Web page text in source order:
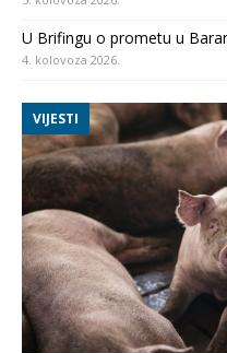
U Brifingu o prometu u
4. kolovoza 2026.
VIJESTI